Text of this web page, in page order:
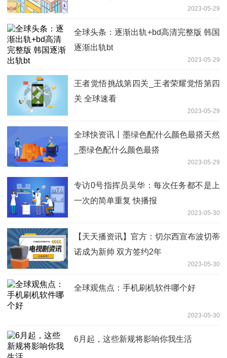
2023-05-29
全球头条：逐渐出轨+bd高清完整版 韩国
逐渐出轨bt
2023-05-29
王者觉悟挑战第四关_王者荣耀觉悟第四
关 全球速看
2023-05-29
全球快资讯丨墨绿色配什么颜色最搭天然
_墨绿色配什么颜色最搭
2023-05-29
专访0号指挥员吴华：每次任务都不是上
一次的简单重复 快播报
2023-05-30
【天天播资讯】官方：切尔西宣布波切蒂
诺成为新帅 双方签约2年
2023-05-30
全球观焦点：手机刷机软件哪个好
2023-05-30
6月起，这些新规将影响你我生活